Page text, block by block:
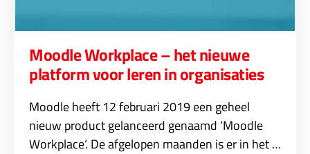
Moodle Workplace – het nieuwe
platform voor leren in organisaties
Moodle heeft 12 februari 2019 een geheel
nieuw product gelanceerd genaamd ‘Moodle
Workplace‘. De afgelopen maanden is er in het …